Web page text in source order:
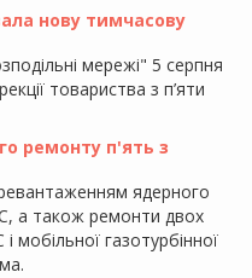
нову тимчасову
мережі" 5 серпня
товариства з п’яти
ремонту п'ять з
ядерного
а також ремонти двох
мобільної газотурбінної